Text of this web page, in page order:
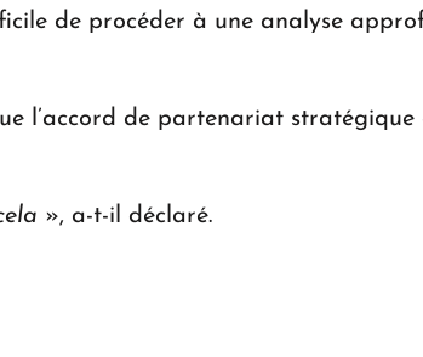
de procéder à une analyse
l’accord de partenariat
», a-t-il déclaré.